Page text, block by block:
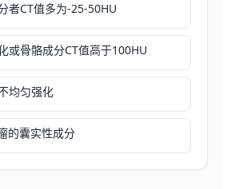
者CT值多为-25-50HU
或骨骼成分CT值高于100HU
均匀强化
的囊实性成分